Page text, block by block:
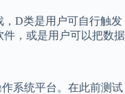
D类是用户可自行触发
，或是用户可以把数据
系统平台。在此前测试